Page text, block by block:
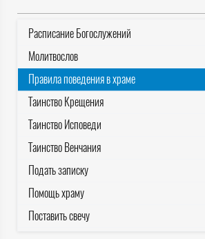
Расписание Богослужений
Молитвослов
Правила поведения в храме
Таинство Крещения
Таинство Исповеди
Таинство Венчания
Подать записку
Помощь храму
Поставить свечу